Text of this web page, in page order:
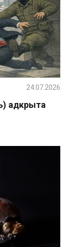
адкрыта
24.07.2026